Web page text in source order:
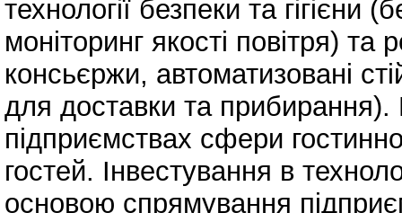
технології безпеки та гігієни
моніторинг якості повітря)
консьєржи, автоматизовані
для доставки та прибирання).
підприємствах сфери
гостей. Інвестування в
основою спрямування